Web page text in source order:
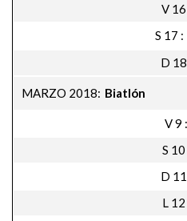
V 16
S 17
D 18
MARZO 2018 Biatlón
V 9
S 10
D 11
L 12